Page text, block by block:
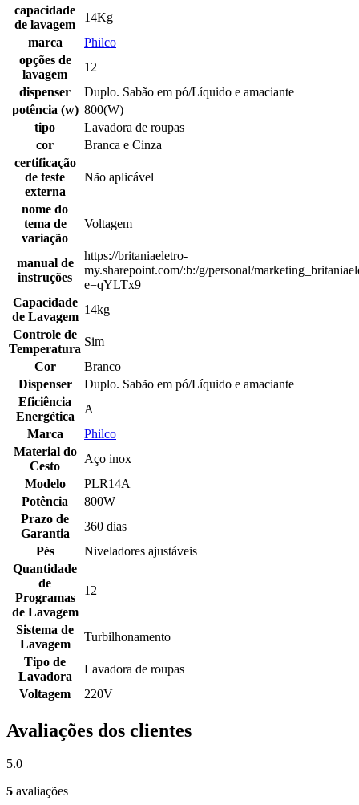
capacidade
de lavagem
14Kg
marca
Philco
opções de
lavagem
12
dispenser
Duplo. Sabão em pó/Líquido e amaciante
potência (w) 800(W)
tipo
Lavadora de roupas
cor
Branca e Cinza
certificação
de teste
externa
Não aplicável
nome do
tema de
variação
Voltagem
manual de
instruções
https://britaniaeletro-
my.sharepoint.com/:b:/g/personal/
e=qYLTx9
Capacidade
de Lavagem
14kg
Controle de
Temperatura
Sim
Cor
Branco
Dispenser
Duplo. Sabão em pó/Líquido e amaciante
Eficiência
Energética
A
Marca
Philco
Material do
Cesto
Aço inox
Modelo
PLR14A
Potência
800W
Prazo de
Garantia
360 dias
Pés
Niveladores ajustáveis
Quantidade
de
Programas
de Lavagem
12
Sistema de
Lavagem
Turbilhonamento
Tipo de
Lavadora
Lavadora de roupas
Voltagem
220V
Avaliações dos clientes
5.0
5 avaliações